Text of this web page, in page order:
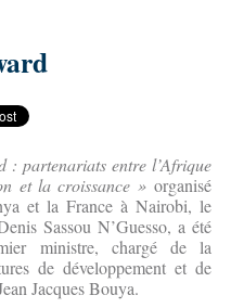
: partenariats entre l’Afrique
et la croissance »organisé
et la France à Nairobi, le
Sassou N’Guesso, a été
ministre, chargé de la
de développement et de
Jacques Bouya.